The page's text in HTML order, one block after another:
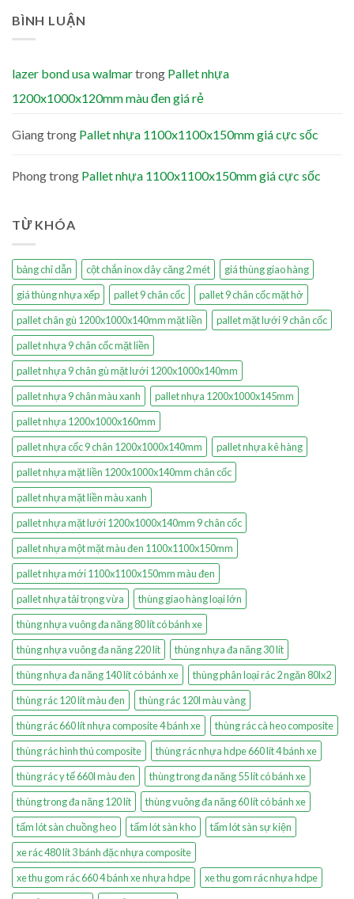
BÌNH LUẬN
lazer bond usa walmartrong Pallet nhựa
1200x1000x120mm màu đen giá rẻ
Giangtrong Pallet nhựa 1100x1100x150mm giá cực sốc
Phongtrong Pallet nhựa 1100x1100x150mm giá cực sốc
TỪ KHÓA
bảng chỉ dẫn cột chắn inox dây căng 2 mét
giá thùng giao hàng
giá thùng nhựa xếp
pallet 9 chân cốc
pallet 9 chân cốc mặt hở
pallet chân gù 1200x1000x140mm mặt liền
pallet mặt lưới 9 chân cốc
pallet nhựa 9 chân cốc mặt liền
pallet nhựa 9 chân gù mặt lưới 1200x1000x140mm
pallet nhựa 9 chân màu xanh
pallet nhựa 1200x1000x145mm
pallet nhựa 1200x1000x160mm
pallet nhựa cốc 9 chân 1200x1000x140mm
pallet nhựa kê hàng
pallet nhựa mặt liền 1200x1000x140mm chân cốc
pallet nhựa mặt liền màu xanh
pallet nhựa mặt lưới 1200x1000x140mm 9 chân cốc
pallet nhựa một mặt màu đen 1100x1100x150mm
pallet nhựa mới 1100x1100x150mm màu đen
pallet nhựa tải trọng vừa
thùng giao hàng loại lớn
thùng nhựa vuông đa năng 80 lít có bánh xe
thùng nhựa vuông đa năng 220 lít
thùng nhựa đa năng 30 lít
thùng nhựa đa năng 140 lít có bánh xe
thùng phân loại rác 2 ngăn 80lx2
thùng rác 120 lít màu đen
thùng rác 120l màu vàng
thùng rác 660 lít nhựa composite 4 bánh xe
thùng rác cà heo composite
thùng rác hình thú composite
thùng rác nhựa hdpe 660 lít 4 bánh xe
thùng rác y tế 660l màu đen
thùng trong đa năng 55 lít có bánh xe
thùng trong đa năng 120 lít
thùng vuông đa năng 60 lít có bánh xe
tấm lót sàn chuồng heo
tấm lót sàn kho
tấm lót sàn sự kiện
xe rác 480 lít 3 bánh đặc nhựa composite
xe thu gom rác 660 4 bánh xe nhựa hdpe
xe thu gom rác nhựa hdpe